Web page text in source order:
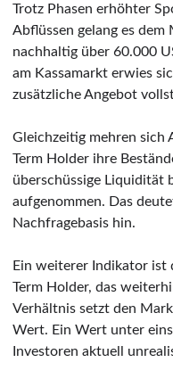
Trotz Phasen erhöhter
Abflüssen gelang es
nachhaltig über 60.000
am Kassamarkt erwies
zusätzliche Angebot
Gleichzeitig mehren sich
Term Holder ihre
überschüssige Liquidität
aufgenommen. Das
Nachfragebasis hin.
Ein weiterer Indikator ist
Term Holder, das
Verhältnis setzt den
Wert. Ein Wert unter
Investoren aktuell